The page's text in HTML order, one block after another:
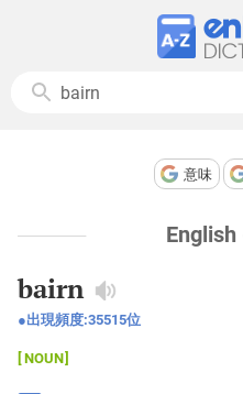
意味
English
bairn
出現頻度:35515位
NOUN